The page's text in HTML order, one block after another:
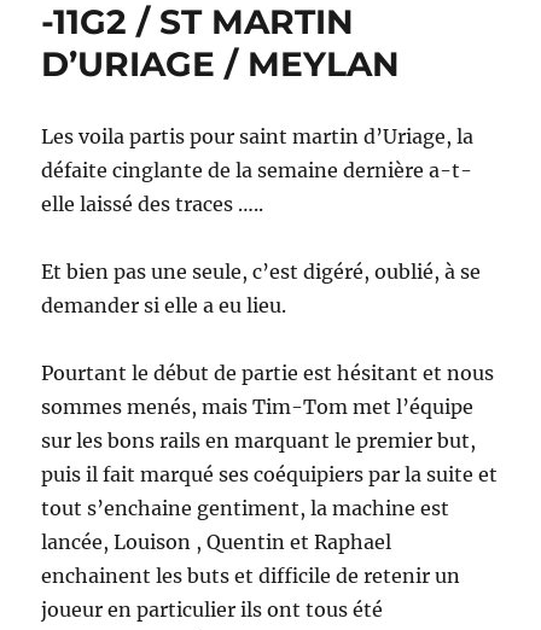
VIZILLE
-11G2 / ST MARTIN
D’URIAGE / MEYLAN
Les voila partis pour saint martin d’Uriage, la
défaite cinglante de la semaine dernière a-t-
elle laissé des traces …..
Et bien pas une seule, c’est digéré, oublié, à se
demander si elle a eu lieu.
Pourtant le début de partie est hésitant et nous
sommes menés, mais Tim-Tom met l’équipe
sur les bons rails en marquant le premier but,
puis il fait marqué ses coéquipiers par la suite et
tout s’enchaine gentiment, la machine est
lancée, Louison , Quentin et Raphael
enchainent les buts et difficile de retenir un
joueur en particulier ils ont tous été